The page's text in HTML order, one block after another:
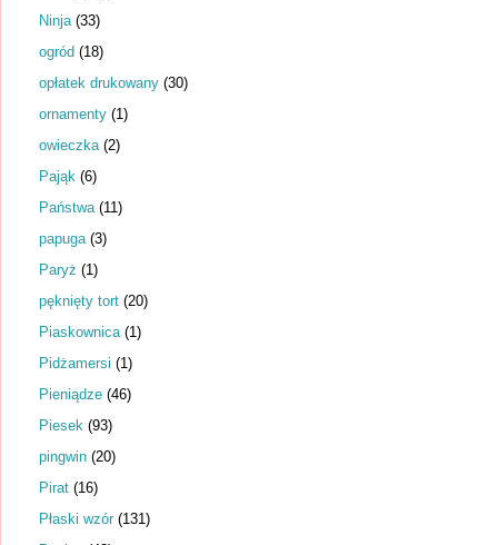
Ninja (33)
ogród (18)
opłatek drukowany (30)
ornamenty (1)
owieczka (2)
Pająk (6)
Państwa (11)
papuga (3)
Paryż (1)
pęknięty tort (20)
Piaskownica (1)
Pidżamersi (1)
Pieniądze (46)
Piesek (93)
pingwin (20)
Pirat (16)
Płaski wzór (131)